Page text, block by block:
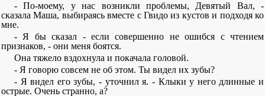
- По-моему, у нас возникли проблемы, Девятый Вал, -
сказала Маша, выбираясь вместе с Гвидо из кустов и подходя ко
мне.
- Я бы сказал - если совершенно не ошибся с чтением
признаков, - они меня боятся.
Она тяжело вздохнула и покачала головой.
- Я говорю совсем не об этом. Ты видел их зубы?
- Я видел его зубы, - уточнил я. - Клыки у него длинные и
острые. Очень странно, а?